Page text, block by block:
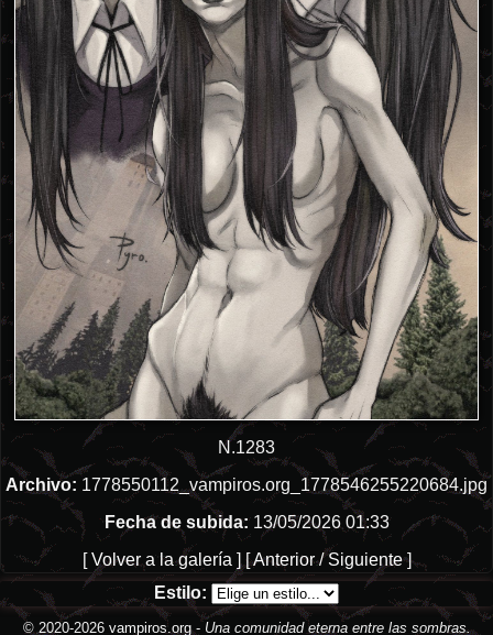
N.1283
Archivo: 1778550112_vampiros.org_1778546255220684.jpg
Fecha de subida: 13/05/2026 01:33
[Volver a la galería ] [Anterior/ Siguiente]
Estilo:
© 2020-2026 vampiros.org- Una comunidad eterna entre las sombras.